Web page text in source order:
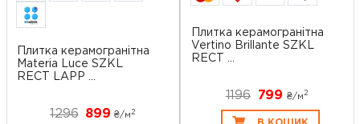
Плитка керамогранітна
Materia Luce SZKL
RECT LAPP ...
1296 899₴/м2
Плитка керамогранітна
Vertino Brillante SZKL
RECT ...
1196 799 ₴/м 2